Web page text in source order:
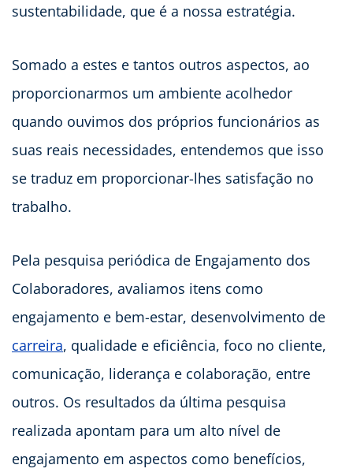
sustentabilidade, que é a nossa estratégia.
Somado a estes e tantos outros aspectos, ao
proporcionarmos um ambiente acolhedor
quando ouvimos dos próprios funcionários as
suas reais necessidades, entendemos que isso
se traduz em proporcionar-lhes satisfação no
trabalho.
Pela pesquisa periódica de Engajamento dos
Colaboradores, avaliamos itens como
engajamento e bem-estar, desenvolvimento de
carreira, qualidade e eficiência, foco no cliente,
comunicação, liderança e colaboração, entre
outros. Os resultados da última pesquisa
realizada apontam para um alto nível de
engajamento em aspectos como benefícios,